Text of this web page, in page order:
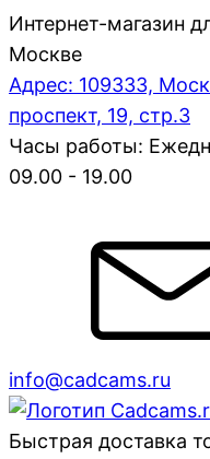
Интернет-магазин
Москве
Адрес: 109333,
проспект, 19, стр.3
Часы работы:
09.00 - 19.00
info@cadcams.ru
Быстрая доставка